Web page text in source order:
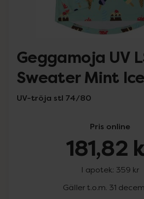
Geggamoja UV
Sweater Mint
UV-tröja stl 74/80
Pris online
181,82
I apotek: 359 kr
Gäller t.o.m. 31